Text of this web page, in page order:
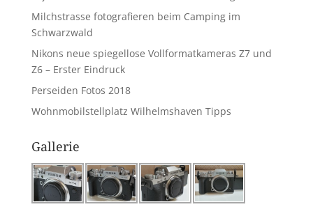
Milchstrasse fotografieren beim Camping im
Schwarzwald
Nikons neue spiegellose Vollformatkameras Z7 und
Z6 – Erster Eindruck
Perseiden Fotos 2018
Wohnmobilstellplatz Wilhelmshaven Tipps
Gallerie